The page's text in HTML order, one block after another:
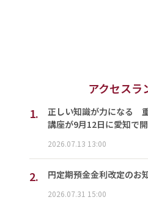
アクセスラ
1.
正しい知識が力になる
講座が9月12日に愛知で
2026.07.13 13:00
2. 円定期預金金利改定のお
2026.07.31 15:00